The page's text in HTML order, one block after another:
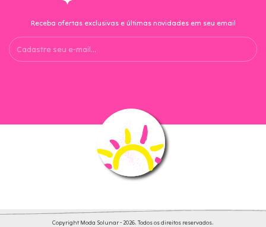
Receba ofertas exclusivas e últimas novidades em seu email
Copyright Moda Solunar - 2026. Todos os direitos reservados.